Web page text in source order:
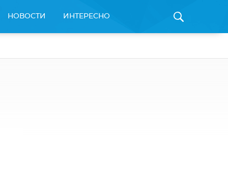
НОВОСТИ ИНТЕРЕСНО